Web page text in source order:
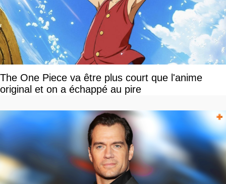
The One Piece va être plus court que l'anime
original et on a échappé au pire